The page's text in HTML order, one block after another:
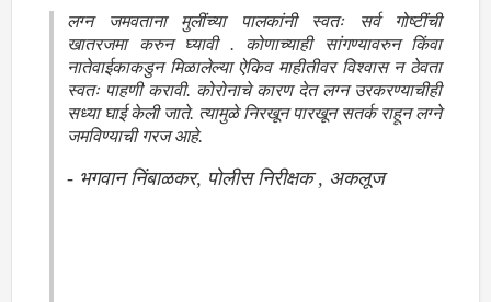
लग्न जमवताना मुलींच्या पालकांनी स्वतः सर्व गोष्टींची
खातरजमा करुन घ्यावी . कोणाच्याही सांगण्यावरुन किंवा
नातेवाईकाकडुन मिळालेल्या ऐकिव माहीतीवर विश्वास न ठेवता
स्वतः पाहणी करावी. कोरोनाचे कारण देत लग्न उरकरण्याचीही
सध्या घाई केली जाते. त्यामुळे निरखून पारखून सतर्क राहून लग्ने
जमविण्याची गरज आहे.
- भगवान निंबाळकर, पोलीस निरीक्षक , अकलूज